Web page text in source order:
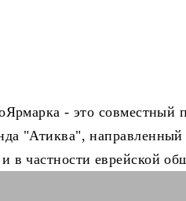
- это совместный
"Атиква", направленный
в частности еврейской